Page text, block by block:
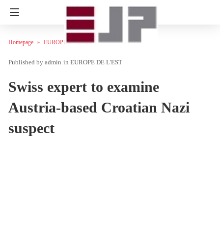
Homepage EUROPE DE L'EST
admin in EUROPE DE L'EST
Swiss expert to examine
Austria-based Croatian Nazi
suspect